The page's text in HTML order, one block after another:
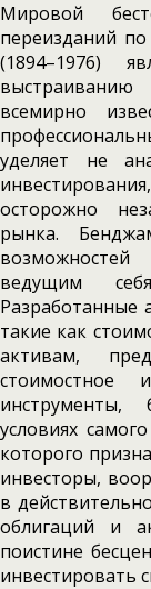
Мировой
переизданий
(1894–1976)
всемирно
уделяет не
осторожно
рынка.
ведущим
Разработанные
такие как
активам,
стоимостное
условиях
которого
инвесторы,
в
облигаций и
поистине
инвестировать